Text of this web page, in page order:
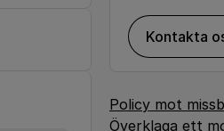
Kontakta
Policy mot
Överklaga ett